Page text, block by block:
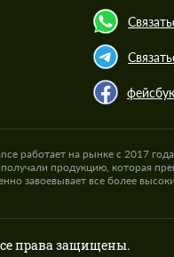
фейсбук
работает на рынке с 2017
продукцию, которая
завоевывает все более
права защищены.